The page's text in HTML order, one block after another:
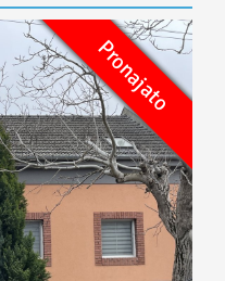
Pronájem
Pronajato
Rezervováno